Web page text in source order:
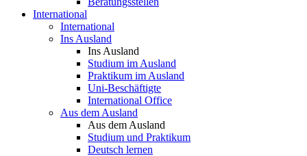
International
International
Ins Ausland
Ins Ausland
Studium im Ausland
Praktikum im Ausland
Uni-Beschäftigte
International Office
Aus dem Ausland
Aus dem Ausland
Studium und Praktikum
Deutsch lernen